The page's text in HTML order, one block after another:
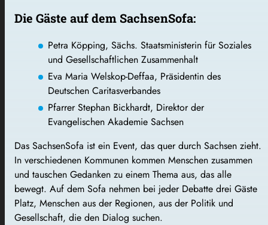
Die Gäste auf dem SachsenSofa:
Petra Köpping, Sächs. Staatsministerin für Soziales
und Gesellschaftlichen Zusammenhalt
Eva Maria Welskop-Deffaa, Präsidentin des
Deutschen Caritasverbandes
Pfarrer Stephan Bickhardt, Direktor der
Evangelischen Akademie Sachsen
Das SachsenSofa ist ein Event, das quer durch Sachsen zieht.
In verschiedenen Kommunen kommen Menschen zusammen
und tauschen Gedanken zu einem Thema aus, das alle
bewegt. Auf dem Sofa nehmen bei jeder Debatte drei Gäste
Platz, Menschen aus der Regionen, aus der Politik und
Gesellschaft, die den Dialog suchen.